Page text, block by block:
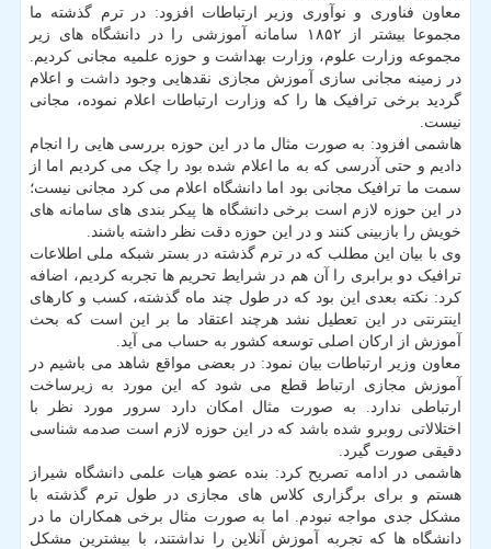
معاون فناوری و نوآوری وزیر ارتباطات افزود: در ترم گذشته ما
مجموعا بیشتر از ۱۸۵۲ سامانه آموزشی را در دانشگاه های زیر
مجموعه وزارت علوم، وزارت بهداشت و حوزه علمیه مجانی کردیم.
در زمینه مجانی سازی آموزش مجازی نقدهایی وجود داشت و اعلام
گردید برخی ترافیک ها را که وزارت ارتباطات اعلام نموده، مجانی
نیست.
هاشمی افزود: به صورت مثال ما در این حوزه بررسی هایی را انجام
دادیم و حتی آدرسی که به ما اعلام شده بود را چک می کردیم اما از
سمت ما ترافیک مجانی بود اما دانشگاه اعلام می کرد مجانی نیست؛
در این حوزه لازم است برخی دانشگاه ها پیکر بندی های سامانه های
خویش را بازبینی کنند و در این حوزه دقت نظر داشته باشند.
وی با بیان این مطلب که در ترم گذشته در بستر شبکه ملی اطلاعات
ترافیک دو برابری را آن هم در شرایط تحریم ها تجربه کردیم، اضافه
کرد: نکته بعدی این بود که در طول چند ماه گذشته، کسب و کارهای
اینترنتی در این تعطیل نشد هرچند اعتقاد ما بر این است که بحث
آموزش از ارکان اصلی توسعه کشور به حساب می آید.
معاون وزیر ارتباطات بیان نمود: در بعضی مواقع شاهد می باشیم در
آموزش مجازی ارتباط قطع می شود که این مورد به زیرساخت
ارتباطی ندارد. به صورت مثال امکان دارد سرور مورد نظر با
اختلالاتی روبرو شده باشد که در این حوزه لازم است صدمه شناسی
دقیقی صورت گیرد.
هاشمی در ادامه تصریح کرد: بنده عضو هیات علمی دانشگاه شیراز
هستم و برای برگزاری کلاس های مجازی در طول ترم گذشته با
مشکل جدی مواجه نبودم. اما به صورت مثال برخی همکاران ما در
دانشگاه ها که تجربه آموزش آنلاین را نداشتند، با بیشترین مشکل